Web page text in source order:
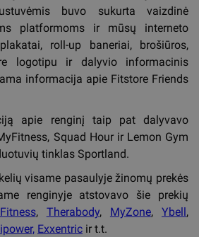
buvo sukurta vaizdinė
platformoms ir mūsų interneto
roll-up baneriai, brošiūros,
logotipu ir dalyvio informacinis
informacija apie Fitstore Friends
apie renginį taip pat dalyvavo
Squad Hour ir Lemon Gym
tinklas Sportland.
visame pasaulyje žinomų prekės
renginyje atstovavo šie prekių
, Therabody, MyZone,Ybell ,
Exxentric ir t.t.